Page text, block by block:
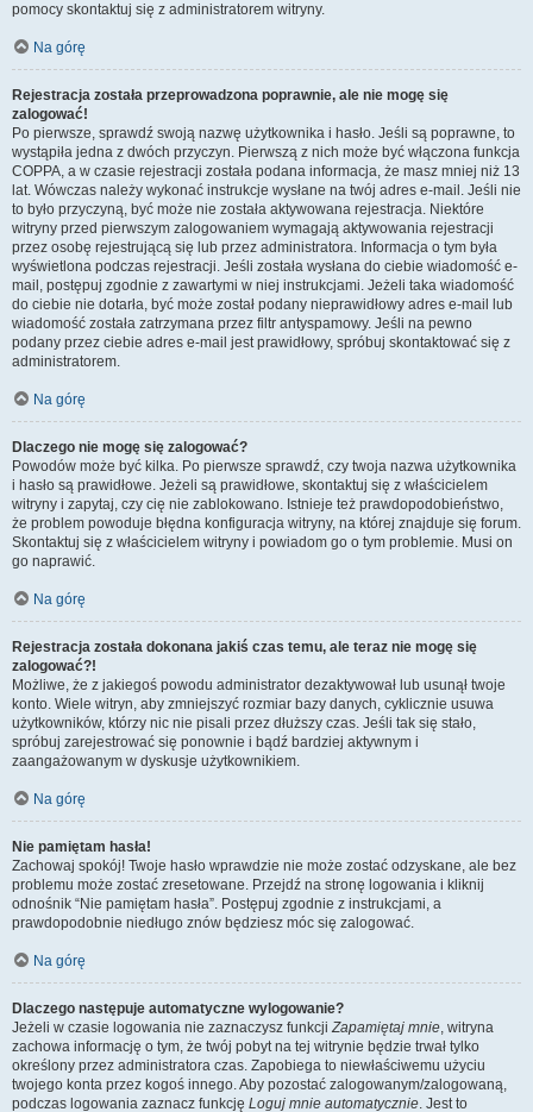
pomocy skontaktuj się z administratorem witryny.
Na górę
Rejestracja została przeprowadzona poprawnie, ale nie mogę się
zalogować!
Po pierwsze, sprawdź swoją nazwę użytkownika i hasło. Jeśli są poprawne, to
wystąpiła jedna z dwóch przyczyn. Pierwszą z nich może być włączona funkcja
COPPA, a w czasie rejestracji została podana informacja, że masz mniej niż 13
lat. Wówczas należy wykonać instrukcje wysłane na twój adres e-mail. Jeśli nie
to było przyczyną, być może nie została aktywowana rejestracja. Niektóre
witryny przed pierwszym zalogowaniem wymagają aktywowania rejestracji
przez osobę rejestrującą się lub przez administratora. Informacja o tym była
wyświetlona podczas rejestracji. Jeśli została wysłana do ciebie wiadomość e-
mail, postępuj zgodnie z zawartymi w niej instrukcjami. Jeżeli taka wiadomość
do ciebie nie dotarła, być może został podany nieprawidłowy adres e-mail lub
wiadomość została zatrzymana przez filtr antyspamowy. Jeśli na pewno
podany przez ciebie adres e-mail jest prawidłowy, spróbuj skontaktować się z
administratorem.
Na górę
Dlaczego nie mogę się zalogować?
Powodów może być kilka. Po pierwsze sprawdź, czy twoja nazwa użytkownika
i hasło są prawidłowe. Jeżeli są prawidłowe, skontaktuj się z właścicielem
witryny i zapytaj, czy cię nie zablokowano. Istnieje też prawdopodobieństwo,
że problem powoduje błędna konfiguracja witryny, na której znajduje się forum.
Skontaktuj się z właścicielem witryny i powiadom go o tym problemie. Musi on
go naprawić.
Na górę
Rejestracja została dokonana jakiś czas temu, ale teraz nie mogę się
zalogować?!
Możliwe, że z jakiegoś powodu administrator dezaktywował lub usunął twoje
konto. Wiele witryn, aby zmniejszyć rozmiar bazy danych, cyklicznie usuwa
użytkowników, którzy nic nie pisali przez dłuższy czas. Jeśli tak się stało,
spróbuj zarejestrować się ponownie i bądź bardziej aktywnym i
zaangażowanym w dyskusje użytkownikiem.
Na górę
Nie pamiętam hasła!
Zachowaj spokój! Twoje hasło wprawdzie nie może zostać odzyskane, ale bez
problemu może zostać zresetowane. Przejdź na stronę logowania i kliknij
odnośnik “Nie pamiętam hasła”. Postępuj zgodnie z instrukcjami, a
prawdopodobnie niedługo znów będziesz móc się zalogować.
Na górę
Dlaczego następuje automatyczne wylogowanie?
Jeżeli w czasie logowania nie zaznaczysz funkcjiZapamiętaj mnie, witryna
zachowa informację o tym, że twój pobyt na tej witrynie będzie trwał tylko
określony przez administratora czas. Zapobiega to niewłaściwemu użyciu
twojego konta przez kogoś innego. Aby pozostać zalogowanym/zalogowaną,
podczas logowania zaznacz funkcję Loguj mnie automatycznie. Jest to